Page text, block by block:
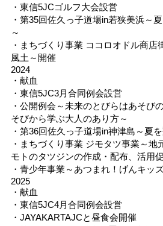
・東信5JCゴルフ大会設営
・第35回佐久っ子道場in若狭美浜～
～
・まちづくり事業 ココロオドル商店
風土～開催
2024
・献血
・東信5JC3月合同例会設営
・公開例会～未来のとびらはあそび
そびから学ぶ大人のあり方～
・第36回佐久っ子道場in神津島～夏
・まちづくり事業 ジモタツ事業～地
モトのタツジンの作成・配布、活用
・青少年事業～あつまれ！げんキッ
2025
・献血
・東信5JC4月合同例会設営
・JAYAKARTAJCと昼食会開催